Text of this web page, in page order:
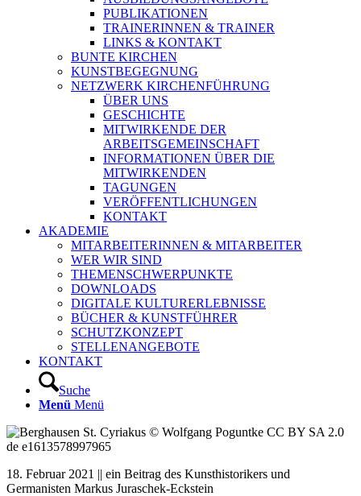
PUBLIKATIONEN
TRAINERINNEN & TRAINER
LINKS & KONTAKT
BUNTE KIRCHEN
KUNSTBEGEGNUNG
NETZWERK KIRCHENFÜHRUNG
ÜBER UNS
GESCHICHTE
MITWIRKENDE DER
ARBEITSGEMEINSCHAFT
INFORMATIONEN ÜBER DIE
MITWIRKENDEN
TAGUNGEN
VERÖFFENTLICHUNGEN
KONTAKT
AKADEMIE
MITARBEITERINNEN & MITARBEITER
WER WIR SIND
THEMENSCHWERPUNKTE
DOWNLOADS
DIGITALE KULTURERLEBNISSE
BÜCHER & KUNSTFÜHRER
SCHUTZKONZEPT
STELLENANGEBOTE
KONTAKT
Suche
Menü Menü
18. Februar 2021 || ein Beitrag des Kunsthistorikers und
Germanisten Markus Juraschek-Eckstein